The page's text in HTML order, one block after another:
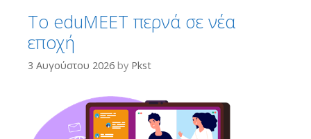
Το eduMEET περνά σε νέα
εποχή
3 Αυγούστου 2026 by Pkst